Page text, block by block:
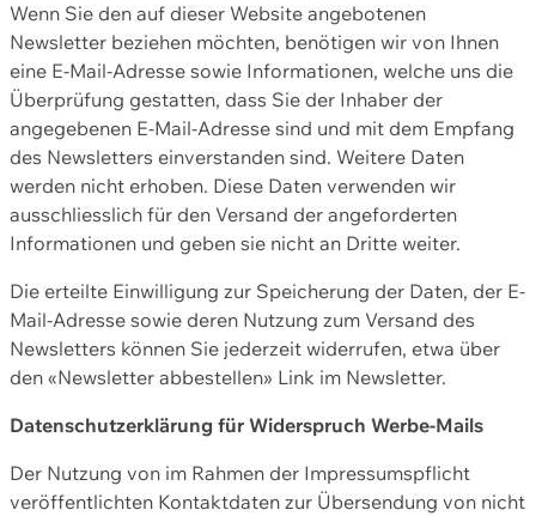
Wenn Sie den auf dieser Website angebotenen
Newsletter beziehen möchten, benötigen wir von Ihnen
eine E-Mail-Adresse sowie Informationen, welche uns die
Überprüfung gestatten, dass Sie der Inhaber der
angegebenen E-Mail-Adresse sind und mit dem Empfang
des Newsletters einverstanden sind. Weitere Daten
werden nicht erhoben. Diese Daten verwenden wir
ausschliesslich für den Versand der angeforderten
Informationen und geben sie nicht an Dritte weiter.
Die erteilte Einwilligung zur Speicherung der Daten, der E-
Mail-Adresse sowie deren Nutzung zum Versand des
Newsletters können Sie jederzeit widerrufen, etwa über
den «Newsletter abbestellen» Link im Newsletter.
Datenschutzerklärung für Widerspruch Werbe-Mails
Der Nutzung von im Rahmen der Impressumspflicht
veröffentlichten Kontaktdaten zur Übersendung von nicht